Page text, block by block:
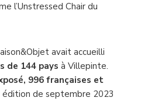
l’Unstressed Chair du
avait accueilli
de 144 pays à Villepinte.
996 françaises et
de septembre 2023